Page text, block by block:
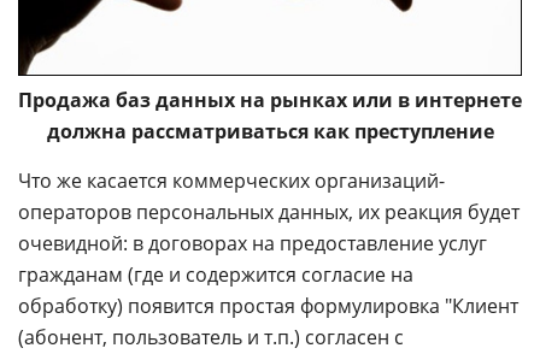
Продажа баз данных на рынках или в интернете
должна рассматриваться как преступление
Что же касается коммерческих организаций-
операторов персональных данных, их реакция будет
очевидной: в договорах на предоставление услуг
гражданам (где и содержится согласие на
обработку) появится простая формулировка "Клиент
(абонент, пользователь и т.п.) согласен с